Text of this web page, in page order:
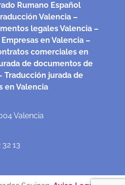
Rumano Español
Valencia –
legales Valencia –
en Valencia –
comerciales en
de documentos de
Traducción jurada de
en Valencia
Valencia
13